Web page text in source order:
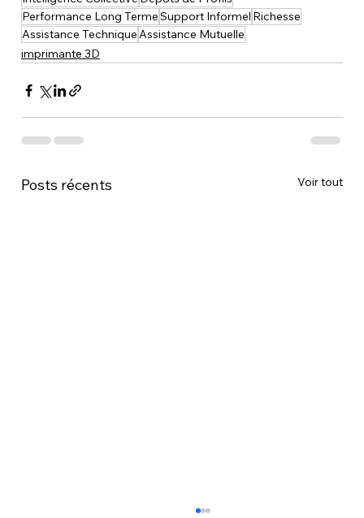
Performance Long TermeSupport Informel Richesse
Assistance TechniqueAssistance Mutuelle
imprimante 3D
Posts récents Voir tout